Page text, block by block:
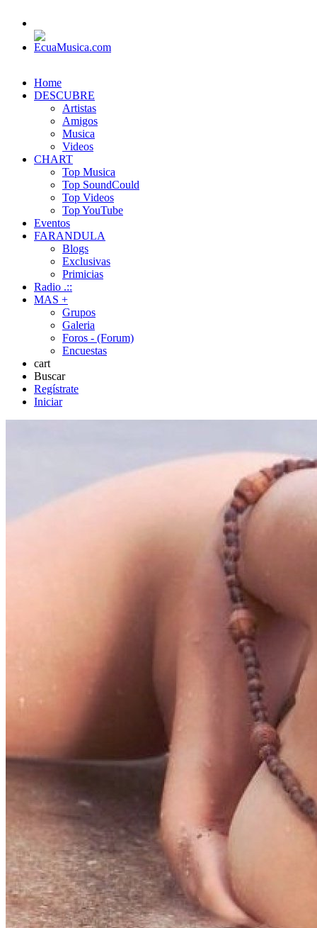
Home
DESCUBRE
Artistas
Amigos
Musica
Videos
CHART
Top Musica
Top SoundCould
Top Videos
Top YouTube
Eventos
FARANDULA
Blogs
Exclusivas
Primicias
Radio .::
MAS +
Grupos
Galeria
Foros - (Forum)
Encuestas
cart
Buscar
Regístrate
Iniciar